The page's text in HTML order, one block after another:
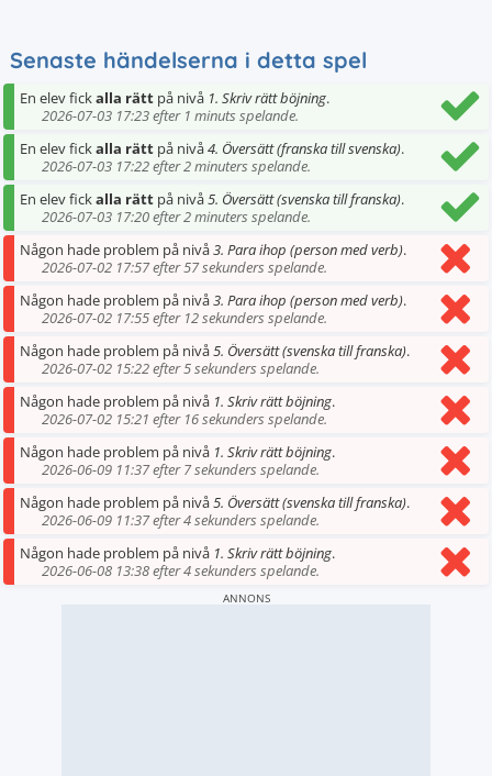
Senaste händelserna i detta spel
En elev fickalla rätt på nivå 1. Skriv rätt böjning.
2026-07-03 17:23 efter 1 minuts spelande.
En elev fickalla rätt på nivå4. Översätt (franska till svenska).
2026-07-03 17:22 efter 2 minuters spelande.
En elev fickalla rätt på nivå5. Översätt (svenska till franska).
2026-07-03 17:20 efter 2 minuters spelande.
Någon hade problem på nivå3. Para ihop (person med verb).
2026-07-02 17:57 efter 57 sekunders spelande.
Någon hade problem på nivå3. Para ihop (person med verb).
2026-07-02 17:55 efter 12 sekunders spelande.
Någon hade problem på nivå5. Översätt (svenska till franska).
2026-07-02 15:22 efter 5 sekunders spelande.
Någon hade problem på nivå 1. Skriv rätt böjning.
2026-07-02 15:21 efter 16 sekunders spelande.
Någon hade problem på nivå 1. Skriv rätt böjning.
2026-06-09 11:37 efter 7 sekunders spelande.
Någon hade problem på nivå5. Översätt (svenska till franska).
2026-06-09 11:37 efter 4 sekunders spelande.
Någon hade problem på nivå 1. Skriv rätt böjning.
2026-06-08 13:38 efter 4 sekunders spelande.
ANNONS